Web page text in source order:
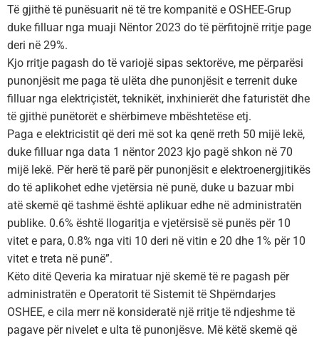
Të gjithë të punësuarit në të tre kompanitë e OSHEE-Grup
duke filluar nga muaji Nëntor 2023 do të përfitojnë rritje page
deri në 29%.
Kjo rritje pagash do të variojë sipas sektorëve, me përparësi
punonjësit me paga të ulëta dhe punonjësit e terrenit duke
filluar nga elektriçistët, teknikët, inxhinierët dhe faturistët dhe
të gjithë punëtorët e shërbimeve mbështetëse etj.
Paga e elektricistit që deri më sot ka qenë rreth 50 mijë lekë,
duke filluar nga data 1 nëntor 2023 kjo pagë shkon në 70
mijë lekë. Për herë të parë për punonjësit e elektroenergjitikës
do të aplikohet edhe vjetërsia në punë, duke u bazuar mbi
atë skemë që tashmë është aplikuar edhe në administratën
publike. 0.6% është llogaritja e vjetërsisë së punës për 10
vitet e para, 0.8% nga viti 10 deri në vitin e 20 dhe 1% për 10
vitet e treta në punë”.
Këto ditë Qeveria ka miratuar një skemë të re pagash për
administratën e Operatorit të Sistemit të Shpërndarjes
OSHEE, e cila merr në konsideratë një rritje të ndjeshme të
pagave për nivelet e ulta të punonjësve. Më këtë skemë që